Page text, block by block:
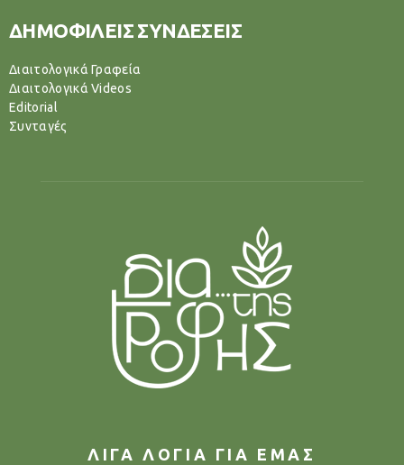
ΔΗΜΟΦΙΛΕΙΣ ΣΥΝΔΕΣΕΙΣ
Διαιτολογικά Γραφεία
Διαιτολογικά Videos
Editorial
Συνταγές
ΛΙΓΑ ΛΟΓΙΑ ΓΙΑ ΕΜΑΣ